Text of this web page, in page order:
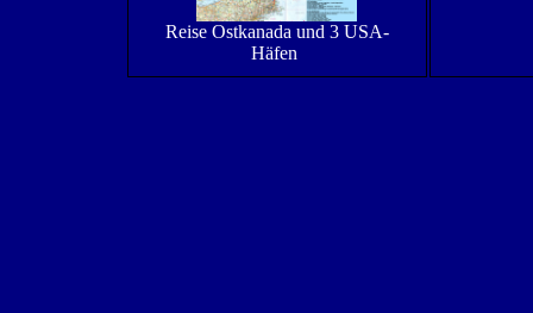
Reise Ostkanada und 3 USA-
Häfen